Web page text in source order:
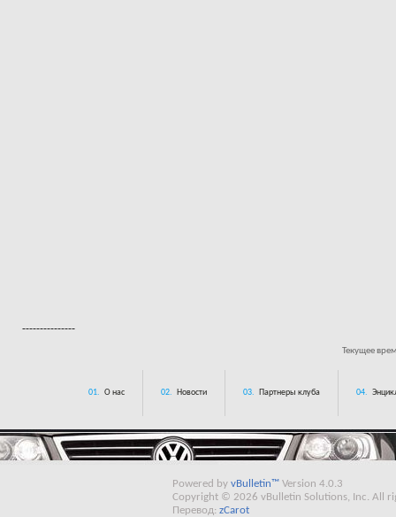
---------------
Текущее
01. О нас 02. Новости 03. Партнеры клуба 04.
Powered by vBulletin™ Version 4.0.3
Copyright © 2026 vBulletin Solutions, Inc. All
Перевод: zCarot